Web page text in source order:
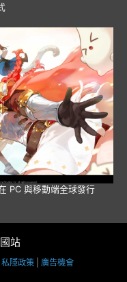
PC 與移動端全球發行
站
私隱政策 廣告機會